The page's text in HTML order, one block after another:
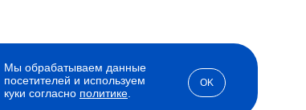
Мы обрабатываем данные
посетителей и используем
куки согласно политике
OK